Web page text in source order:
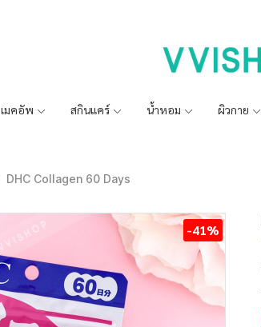
เมคอัพ สกินแคร์ น้ำหอม ผิวกาย
DHC Collagen 60 Days
-41%